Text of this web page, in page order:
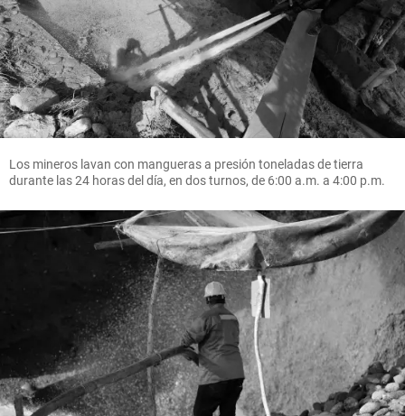
Los mineros lavan con mangueras a presión toneladas de tierra
durante las 24 horas del día, en dos turnos, de 6:00 a.m. a 4:00 p.m.